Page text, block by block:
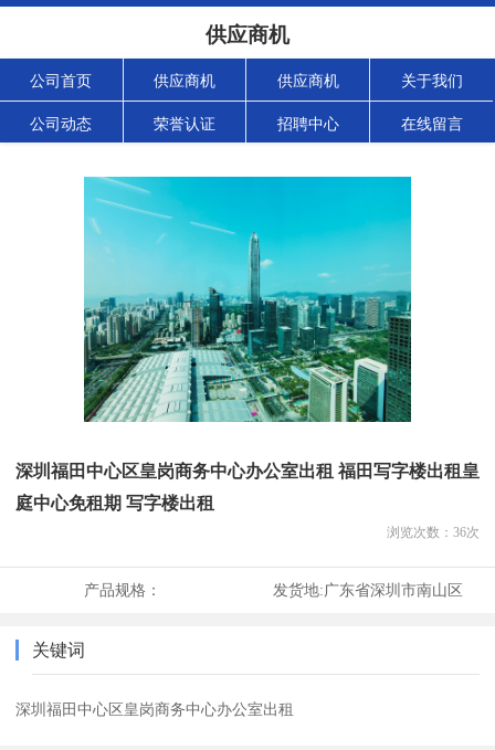
供应商机
公司首页 供应商机 供应商机 关于我们
公司动态 荣誉认证 招聘中心 在线留言
深圳福田中心区皇岗商务中心办公室出租 福田写字楼出租皇
庭中心免租期 写字楼出租
浏览次数： 36次
产品规格： 发货地:广东省深圳市南山区
关键词
深圳福田中心区皇岗商务中心办公室出租